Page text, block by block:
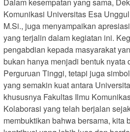
Komunikasi Universitas Esa
M.Si., juga menyampaikan
yang terjalin dalam kegiatan ini.
pengabdian kepada masyarakat
bukan hanya menjadi bentuk nyata
Perguruan Tinggi, tetapi juga
yang semakin kuat antara
khususnya Fakultas Ilmu
Kolaborasi yang telah berjalan
membuktikan bahwa bersama, kita